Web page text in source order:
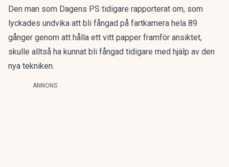
Den man som Dagens PS tidigare rapporterat om, som
lyckades undvika att bli fångad på fartkamera hela 89
gånger genom att hålla ett vitt papper framför ansiktet,
skulle alltså ha kunnat bli fångad tidigare med hjälp av den
nya tekniken.
ANNONS